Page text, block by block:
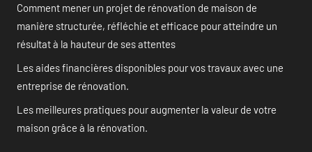
Comment mener un projet de rénovation de maison de
manière structurée, réfléchie et efficace pour atteindre un
résultat à la hauteur de ses attentes
Les aides financières disponibles pour vos travaux avec une
entreprise de rénovation.
Les meilleures pratiques pour augmenter la valeur de votre
maison grâce à la rénovation.